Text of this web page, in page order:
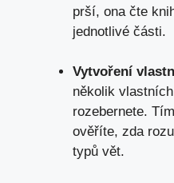
prší, ona čte
jednotlivé části.
Vytvoření
několik
rozebernete.
ověříte, zda⁣
typů vět.